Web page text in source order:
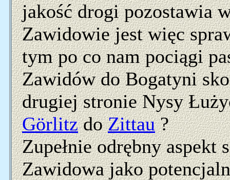
jakość drogi pozostawia
Zawidowie jest więc
tym po co nam pociągi
Zawidów do Bogatyni
drugiej stronie Nysy
GörlitzdoZittau?
Zupełnie odrębny aspekt
Zawidowa jako